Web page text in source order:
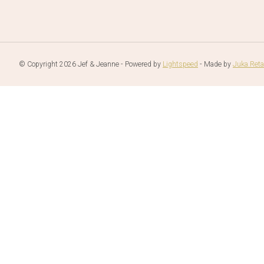
© Copyright 2026 Jef & Jeanne - Powered by Lightspeed - Made by